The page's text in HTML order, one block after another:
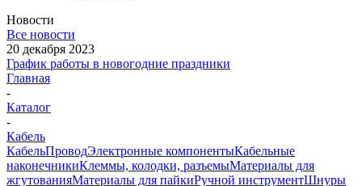
Новости
Все новости
20 декабря 2023
График работы в новогодние праздники
Главная
-
Каталог
-
Кабель
КабельПроводЭлектронные компонентыКабельные
наконечникиКлеммы, колодки, разъемыМатериалы для
жгутованияМатериалы для пайкиРучной инструментШнуры